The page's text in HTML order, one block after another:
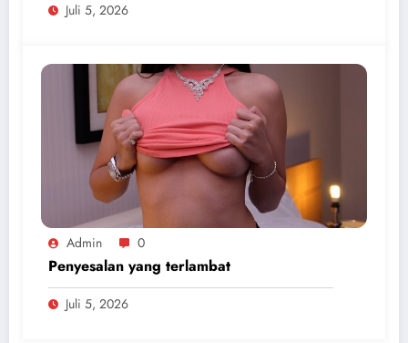
Juli 5, 2026
Admin 0
Penyesalan yang terlambat
Juli 5, 2026